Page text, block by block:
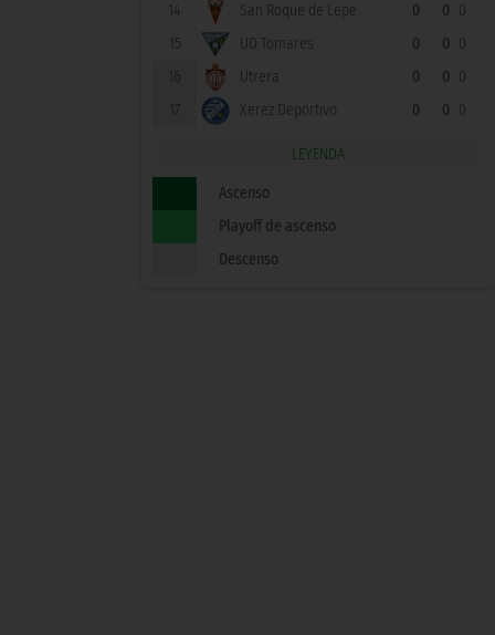
14
San Roque de Lepe 0 0 0
15
UD Tomares 0 0 0
16
Utrera 0 0 0
17
Xerez Deportivo 0 0 0
LEYENDA
Ascenso
Playoff de ascenso
Descenso